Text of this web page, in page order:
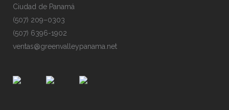
Ciudad de Panamá
(507) 209–0303
(507) 6396-1902
ventas@greenvalleypanama.net